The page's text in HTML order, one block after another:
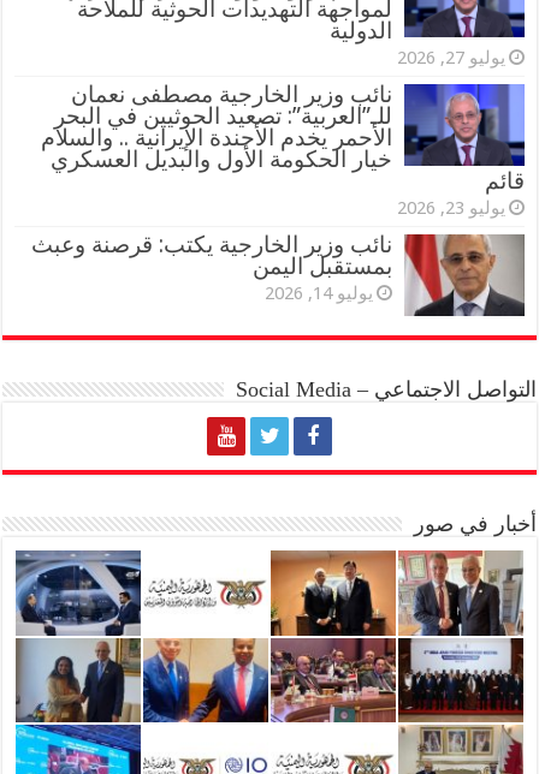
لمواجهة التهديدات الحوثية للملاحة
الدولية
يوليو 27, 2026
نائب وزير الخارجية مصطفى نعمان
للـ”العربية”: تصعيد الحوثيين في البحر
الأحمر يخدم الأجندة الإيرانية .. والسلام
خيار الحكومة الأول والبديل العسكري
قائم
يوليو 23, 2026
نائب وزير الخارجية يكتب: قرصنة وعبث
بمستقبل اليمن
يوليو 14, 2026
التواصل الاجتماعي – Social Media
أخبار في صور